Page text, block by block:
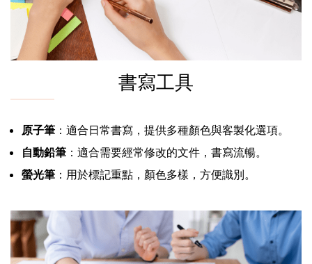
書寫工具
原子筆 ：適合日常書寫，提供多種顏色與客製化選項。
自動鉛筆 ：適合需要經常修改的文件，書寫流暢。
螢光筆 ：用於標記重點，顏色多樣，方便識別。